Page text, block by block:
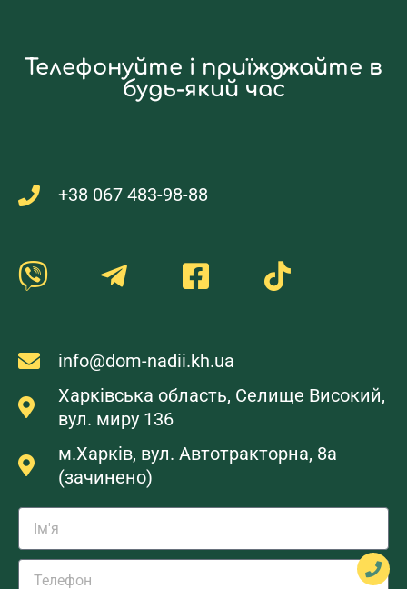
Телефонуйте і приїжджайте в
будь-який час
+38 067 483-98-88
info@dom-nadii.kh.ua
Харківська область, Селище Високий,
вул. миру 136
м.Харків, вул. Автотракторна, 8а
(зачинено)